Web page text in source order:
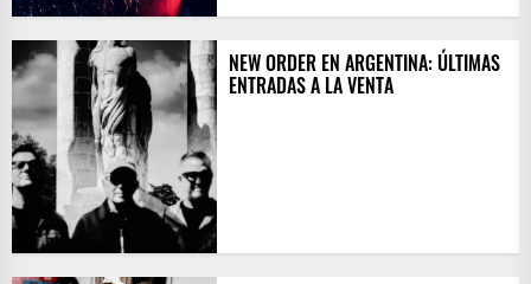
NEW ORDER EN ARGENTINA: ÚLTIMAS
ENTRADAS A LA VENTA